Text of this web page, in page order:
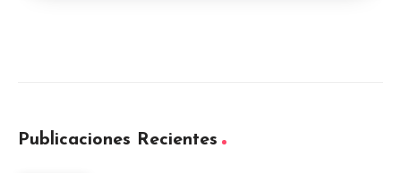
Publicaciones Recientes